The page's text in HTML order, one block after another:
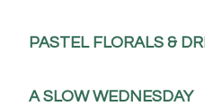
PASTEL FLORALS &
A SLOW WEDNESDAY